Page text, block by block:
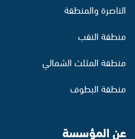
الناصرة والمنطقة
منطقة النقب
منطقة المثلث الشمالي
منطقة البطوف
عن المؤسسة